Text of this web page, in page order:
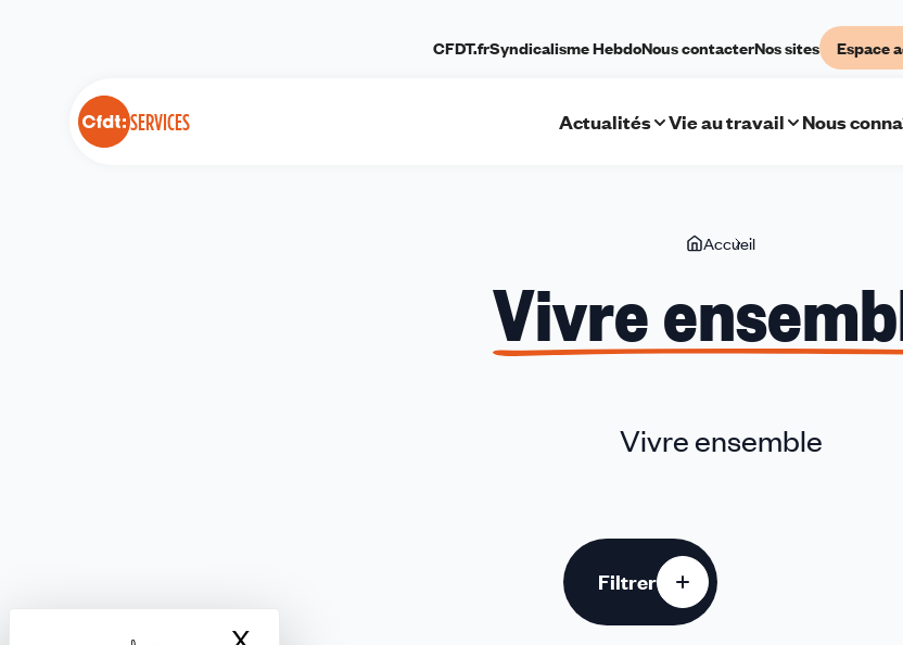
SERVICES
CFDT.frSyndicalisme HebdoNous contacterNos sites Espace
Actualités Vie au travail Nous
VousAccueil
Vivre
Vivre ensemble
Filtrer